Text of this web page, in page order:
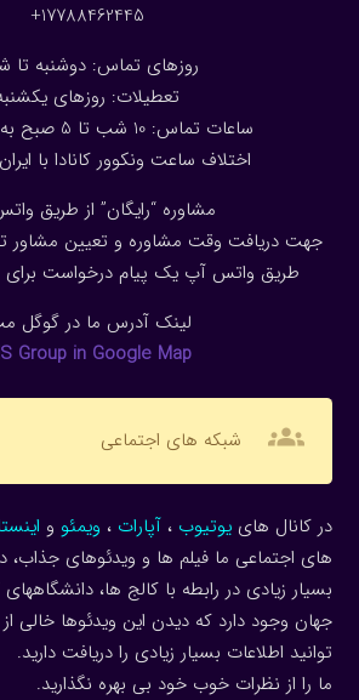
17788462445+
روزهای تماس: دوشنبه تا
تعطیلات: روزهای
ساعات تماس: 10 شب تا 5 صبح به وقت ایران
اختلاف ساعت ونکوور کانادا با ایران:
مشاوره “رایگان” از طریق
جهت دریافت وقت مشاوره و تعیین مشاور
طریق واتس آپ یک پیام درخواست برای
لینک آدرس ما در گوگل
Group in Google Map
groups شبکه های اجتماعی
در کانال هاییوتیوب ، آپارات ، ویمئو و
های اجتماعی ما فیلم ها و ویدئوهای جذاب،
بسیار زیادی در رابطه با کالج ها،
جهان وجود دارد که دیدن این ویدئوها
توانید اطلاعات بسیار زیادی را دریافت دارید.
ما را از نظرات خوب خود بی بهره نگذارید.